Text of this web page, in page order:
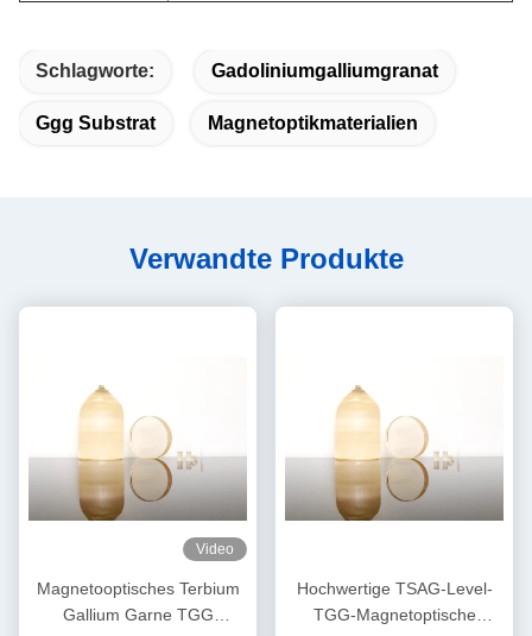
Schlagworte: Gadoliniumgalliumgranat
Ggg Substrat Magnetoptikmaterialien
Verwandte Produkte
Video
Magnetooptisches Terbium
Gallium Garne TGG
Hochwertige TSAG-Level-
TGG-Magnetoptische